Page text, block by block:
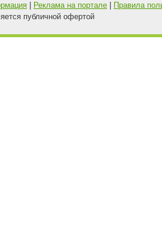
Реклама на портале
Правила
публичной офертой